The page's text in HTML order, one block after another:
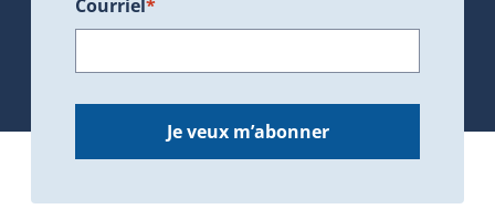
Courriel*
Je veux m’abonner